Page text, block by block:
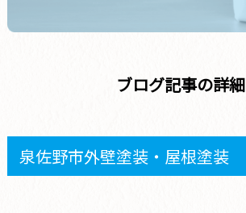
ブログ記事の詳細
泉佐野市外壁塗装・屋根塗装